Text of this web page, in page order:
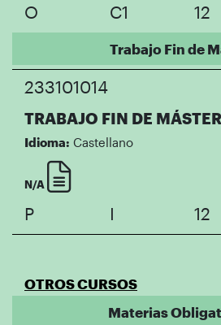
O C1 12
Trabajo Fin de
233101014
TRABAJO FIN DE MÁSTER
Idioma: Castellano
N/A
P I 12
OTROS CURSOS
Materias